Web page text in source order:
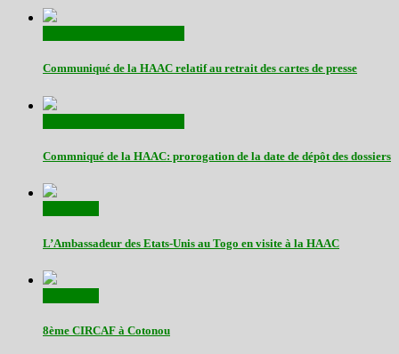
Communiqué de la HAAC relatif au retrait des cartes de presse
Commniqué de la HAAC: prorogation de la date de dépôt des dossiers
L’Ambassadeur des Etats-Unis au Togo en visite à la HAAC
8ème CIRCAF à Cotonou